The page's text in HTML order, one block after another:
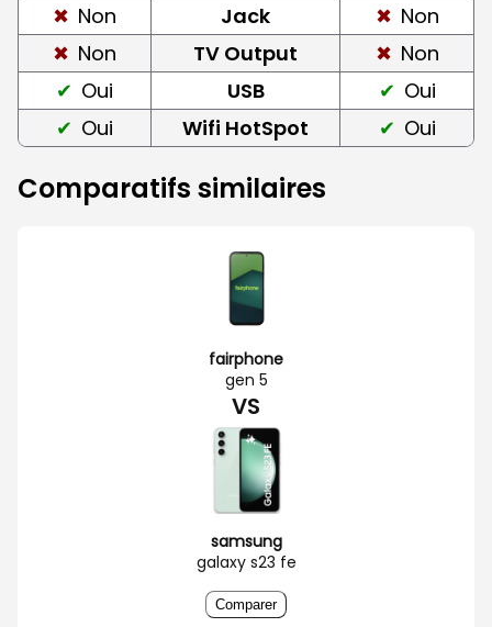
Non
Jack
Non
Non
TV Output
Non
Oui
USB
Oui
Oui
Wifi HotSpot Oui
Comparatifs similaires
fairphone
gen 5
VS
samsung
galaxy s23 fe
Comparer